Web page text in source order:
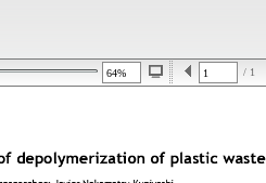
/ 1